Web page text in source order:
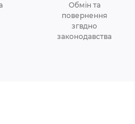
Обмін та
повернення
згвдно
законодавства